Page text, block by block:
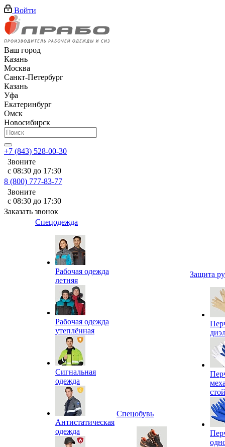
Войти
Ваш город
Казань
Москва
Санкт-Петербург
Казань
Уфа
Екатеринбург
Омск
Новосибирск
+7 (843) 528-00-30
Звоните
с 08:30 до 17:30
8 (800) 777-83-77
Звоните
с 08:30 до 17:30
Заказать звонок
Спецодежда
Рабочая одежда
летняя
Рабочая одежда
утеплённая
Сигнальная
одежда
Антистатическая
одежда
Спецобувь
Защита